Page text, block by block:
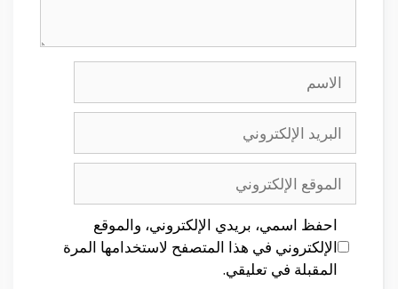
الإلكتروني
الإلكتروني
احفظ اسمي، بريدي الإلكتروني، والموقع
الإلكتروني في هذا المتصفح لاستخدامها المرة
المقبلة في تعليقي.